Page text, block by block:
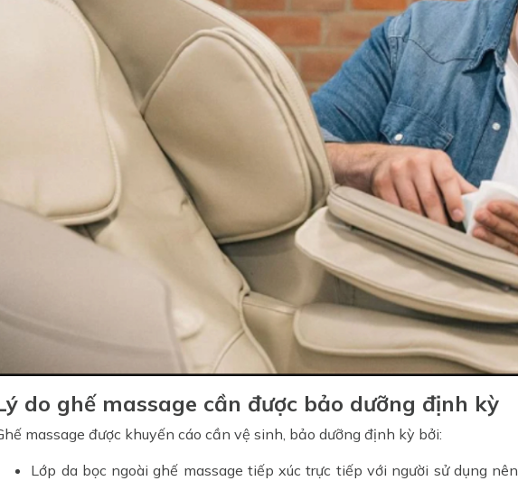
do ghế massage cần được bảo dưỡng định kỳ
massage được khuyến cáo cần vệ sinh, bảo dưỡng định kỳ bởi:
Lớp da bọc ngoài ghế massage tiếp xúc trực tiếp với người sử dụng